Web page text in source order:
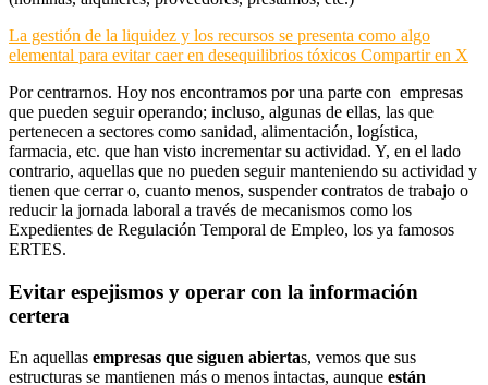
La gestión de la liquidez y los recursos se presenta como algo
elemental para evitar caer en desequilibrios tóxicos Compartir en X
Por centrarnos. Hoy nos encontramos por una parte con empresas
que pueden seguir operando; incluso, algunas de ellas, las que
pertenecen a sectores como sanidad, alimentación, logística,
farmacia, etc. que han visto incrementar su actividad. Y, en el lado
contrario, aquellas que no pueden seguir manteniendo su actividad y
tienen que cerrar o, cuanto menos, suspender contratos de trabajo o
reducir la jornada laboral a través de mecanismos como los
Expedientes de Regulación Temporal de Empleo, los ya famosos
ERTES.
Evitar espejismos y operar con la información
certera
En aquellas empresas que siguen abiertas, vemos que sus
estructuras se mantienen más o menos intactas, aunque están